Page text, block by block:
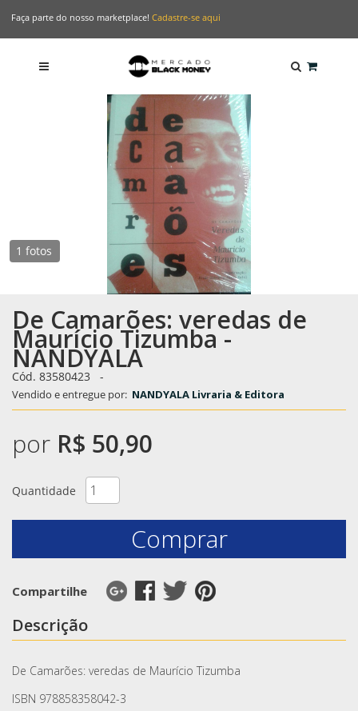
Faça parte do nosso marketplace! Cadastre-se aqui
1 fotos
De Camarões: veredas de
Maurício Tizumba -
NANDYALA
Cód. 83580423 -
Vendido e entregue por: NANDYALA Livraria & Editora
por R$ 50,90
Quantidade
Comprar
Compartilhe
Descrição
De Camarões: veredas de Maurício Tizumba
ISBN 978858358042-3